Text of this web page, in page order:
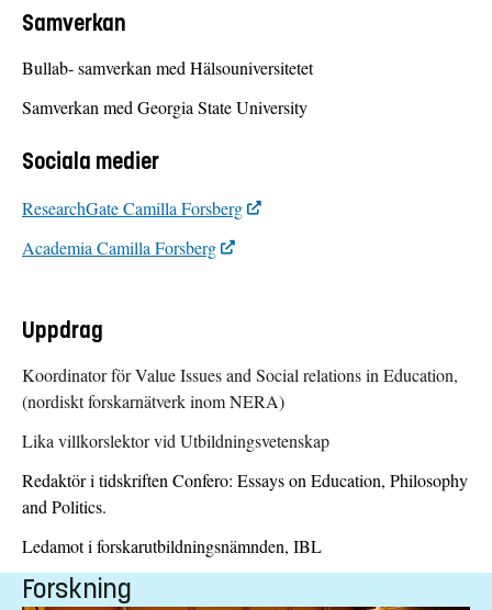
Samverkan
Bullab- samverkan med Hälsouniversitetet
Samverkan med Georgia State University
Sociala medier
ResearchGate Camilla Forsberg
Academia Camilla Forsberg
Uppdrag
Koordinator för Value Issues and Social relations in Education,
(nordiskt forskarnätverk inom NERA)
Lika villkorslektor vid Utbildningsvetenskap
Redaktör i tidskriften Confero: Essays on Education, Philosophy
and Politics.
Ledamot i forskarutbildningsnämnden, IBL
Forskning